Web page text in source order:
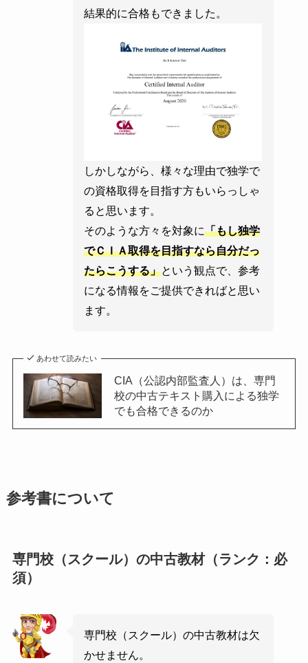
結果的に合格もできました。
しかしながら、様々な理由で独学で
の資格取得を目指す方もいらっしゃ
ると思います。
そのような方々を対象に「もし独学
でＣＩＡ取得を目指すなら自分だっ
たらこうする」という観点で、参考
になる情報をご提供できればと思い
ます。
あわせて読みたい
CIA（公認内部監査人）は、専門
校の中古テキスト購入による独学
でも合格できるのか
参考書について
専門校（スクール）の中古教材（ランク：必
須）
専門校（スクール）の中古教材は欠
かせません。